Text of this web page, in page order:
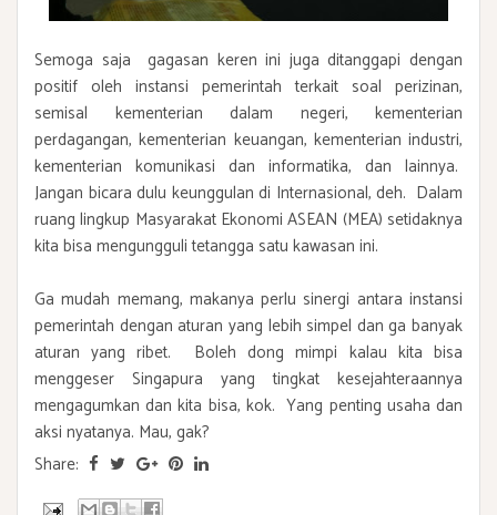
Semoga saja gagasan keren ini juga ditanggapi dengan
positif oleh instansi pemerintah terkait soal perizinan,
semisal kementerian dalam negeri, kementerian
perdagangan, kementerian keuangan, kementerian industri,
kementerian komunikasi dan informatika, dan lainnya.
Jangan bicara dulu keunggulan di Internasional, deh. Dalam
ruang lingkup Masyarakat Ekonomi ASEAN (MEA) setidaknya
kita bisa mengungguli tetangga satu kawasan ini.
Ga mudah memang, makanya perlu sinergi antara instansi
pemerintah dengan aturan yang lebih simpel dan ga banyak
aturan yang ribet. Boleh dong mimpi kalau kita bisa
menggeser Singapura yang tingkat kesejahteraannya
mengagumkan dan kita bisa, kok. Yang penting usaha dan
aksi nyatanya. Mau, gak?
Share: